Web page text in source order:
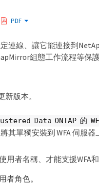
PDF
連線、讓它能連接到
組態工作流程等保
版本。
Data ONTAP 的
其單獨安裝到 WFA 伺服器
者名稱、才能支援WFA和
者角色。